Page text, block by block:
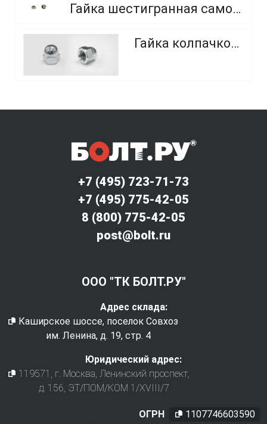
Гайка шестигранная самоконтрящаяся, с нейлоновым кольцом, из нержавеющей стали
Гайка колпачковая
+7 (495) 723-71-73
+7 (495) 775-42-05
8 (800) 775-42-05
post@bolt.ru
ООО "ТК БОЛТ.РУ"
Адрес склада:
Каширское шоссе, поселок Совхоз
им. Ленина, д. 19, стр. 4
Юридический адрес:
119571 , г. Москва, Ленинский проспект,
д. 156, ЭТ/ПОМ/КОМ 1/XVIII/7
ОГРН
1107746603590